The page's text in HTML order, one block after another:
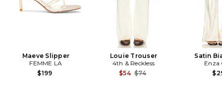
Maeve Slipper
FEMME LA
$199
Louie Trouser
4th & Reckless
$54 Previous price:
$74
Satin
Enza